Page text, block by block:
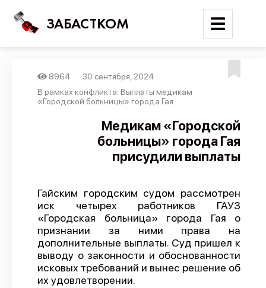
ЗАБАСТКОМ
Войти
Поиск
Новости
Карта событий
Отчеты
Предложить публикацию
Справочник
API
О проекте
8964
30 сентября, 2024
В рамках конфликта: Выплаты медикам
«Городской больницы» города Гая
Медикам «Городской
больницы» города Гая
присудили выплаты
Гайским городским судом рассмотрен
иск четырех работников ГАУЗ
«Городская больница» города Гая о
признании за ними права на
дополнительные выплаты. Cуд пришел к
выводу о законности и обоснованности
исковых требований и вынес решение об
их удовлетворении.